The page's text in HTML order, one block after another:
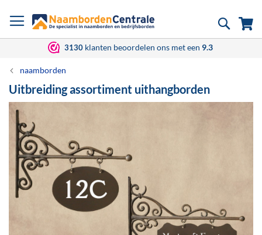
naar
Zoek
3130 klanten beoordelen ons met een 9.3
naamborden
Uitbreiding assortiment uithangborden